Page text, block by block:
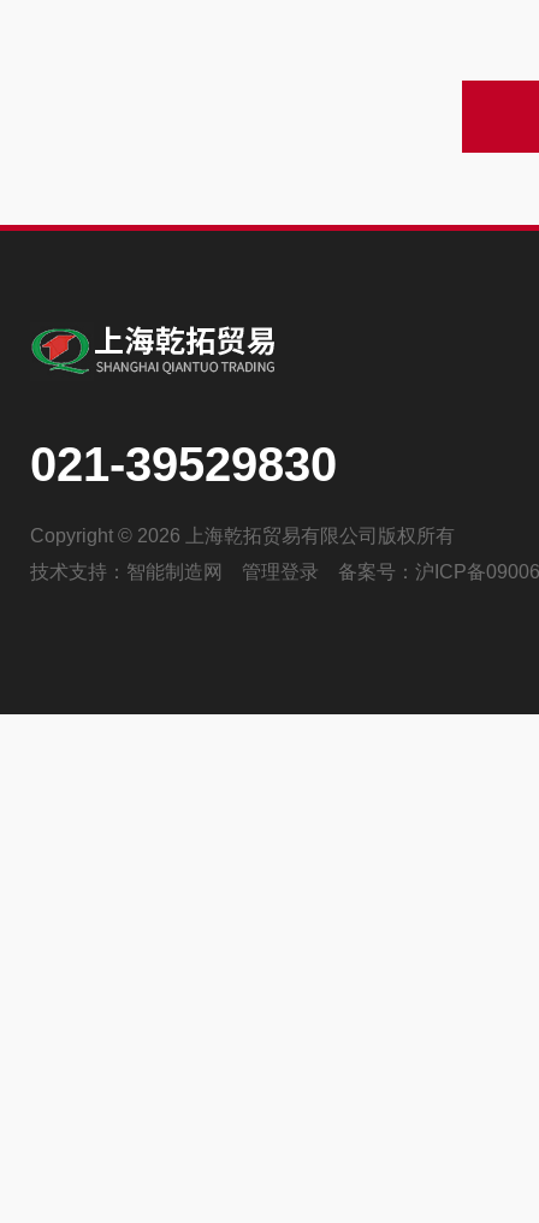
021-39529830
Copyright © 2026 上海乾拓贸易有限公司版权所有
技术支持： 智能制造网 管理登录 备案号： 沪ICP备